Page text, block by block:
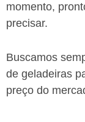
momento,
precisar.
Buscamos
de geladeiras
preço do